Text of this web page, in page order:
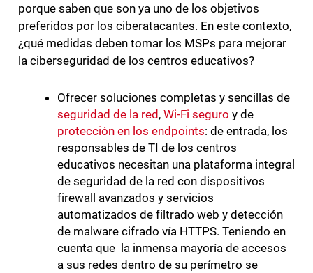
porque saben que son ya uno de los objetivos
preferidos por los ciberatacantes. En este contexto,
¿qué medidas deben tomar los MSPs para mejorar
la ciberseguridad de los centros educativos?
Ofrecer soluciones completas y sencillas de
seguridad de la red , Wi-Fi seguro y de
protección en los endpoints: de entrada, los
responsables de TI de los centros
educativos necesitan una plataforma integral
de seguridad de la red con dispositivos
firewall avanzados y servicios
automatizados de filtrado web y detección
de malware cifrado vía HTTPS. Teniendo en
cuenta que la inmensa mayoría de accesos
a sus redes dentro de su perímetro se